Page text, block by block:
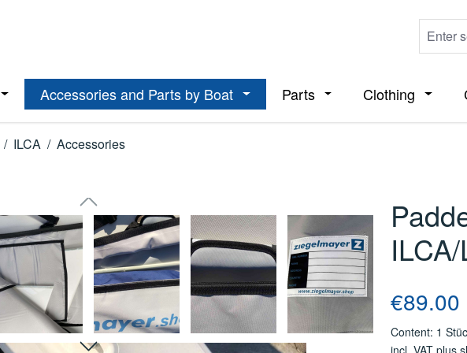
Open or close the dropdown menu from the category Boats
Accessories and Parts by Boat Open or close the dropdown menu from
Parts Open or close the
Clothing Open
/ ILCA / Accessories
Regular price:
€89.00
Content: 1
incl. VAT plus